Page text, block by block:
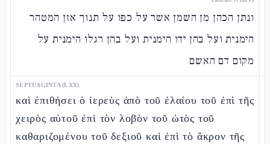
ונתן הכהן מן השמן אשר על כפו על תנוך אזן המטהר
הימנית ועל בהן ידו הימנית ועל בהן רגלו הימנית על
מקום דם האשם
SEPTUAGINTA (LXX)
καὶ ἐπιθήσει ὁ ἱερεὺς ἀπὸ τοῦ ἐλαίου τοῦ ἐπὶ τῆς
χειρὸς αὐτοῦ ἐπὶ τὸν λοβὸν τοῦ ὠτὸς τοῦ
καθαριζομένου τοῦ δεξιοῦ καὶ ἐπὶ τὸ ἄκρον τῆς